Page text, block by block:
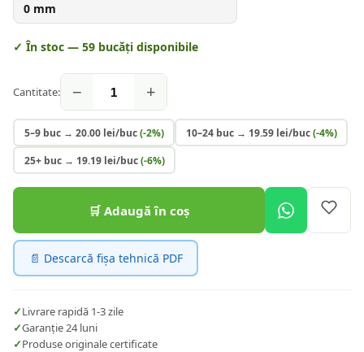
0 mm
✓ În stoc — 59 bucăți disponibile
Cantitate: − +
5–9 buc→ 20.00lei/buc(-2%) 10–24 buc→ 19.59lei/buc(-4%)
25+ buc→ 19.19lei/buc(-6%)
🛒 Adaugă în coș
📄 Descarcă fișa tehnică PDF
✓Livrare rapidă 1-3 zile
✓Garanție 24 luni
✓Produse originale certificate